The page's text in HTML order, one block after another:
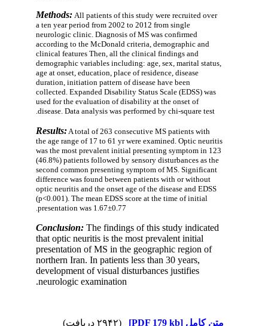
Methods: All patients of this study were recruited over
a ten year period from 2002 to 2012 from single
neurologic clinic. Diagnosis of MS was confirmed
according to the McDonald criteria, demographic and
clinical features Then, all the clinical findings and
demographic variables including: age, sex, marital status,
age at onset, education, place of residence, disease
duration, initiation pattern of diseasehave been
collected.Expanded Disability Status Scale (EDSS) was
used for the evaluation of disability at the onset of
disease. Data analysis was performed by chi-square test.
Results: A total of 263 consecutive MS patients with
the age range of 17 to 61 yr were examined. Optic neuritis
was the most prevalent initial presenting symptom in 123
(46.8%) patients followed by sensory disturbances as the
second common presenting symptom of MS. Significant
difference was found between patients with or without
optic neuritis and the onset age of the disease and EDSS
(p<0.001). The mean EDSS score at the time of initial
presentation was 1.67±0.77.
Conclusion:The findings of this study indicated
that optic neuritis is the most prevalent initial
presentation of MS in the geographic region of
northern Iran. In patients less than 30 years,
development of visual disturbances justifies
neurologic examination.
متن کامل[PDF 179 kb]